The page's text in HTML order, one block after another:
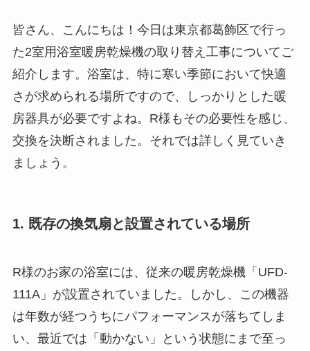
皆さん、こんにちは！今日は東京都葛飾区で行っ
た2室用浴室暖房乾燥機の取り替え工事についてご
紹介します。浴室は、特に寒い季節において快適
さが求められる場所ですので、しっかりとした暖
房器具が必要ですよね。R様もその必要性を感じ、
交換を決断されました。それでは詳しく見ていき
ましょう。
1. 既存の換気扇と設置されている場所
R様のお家の浴室には、従来の暖房乾燥機「UFD-
111A」が設置されていました。しかし、この機器
は年数が経つうちにパフォーマンスが落ちてしま
い、最近では「動かない」という状態にまで至っ